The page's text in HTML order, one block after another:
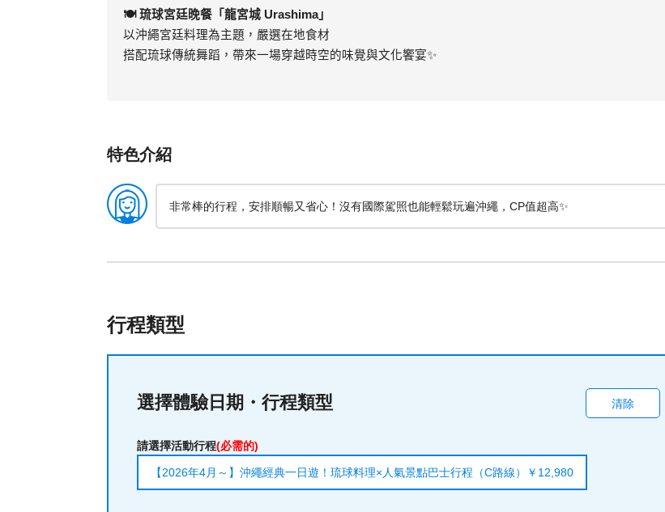
🍽 琉球宮廷晚餐「龍宮城 Urashima」
以沖繩宮廷料理為主題，嚴選在地食材
搭配琉球傳統舞蹈，帶來一場穿越時空的味覺與文化饗宴✨
特色介紹
非常棒的行程，安排順暢又省心！沒有國際駕照也能輕鬆玩遍沖繩，CP值超高✨
行程類型
選擇體驗日期・行程類型 清除
請選擇活動行程(必需的)
【2026年4月～】沖繩經典一日遊！琉球料理×人氣景點巴士行程（C路線）￥12,980